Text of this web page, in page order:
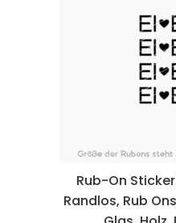
Rub-On Sticker
Randlos, Rub